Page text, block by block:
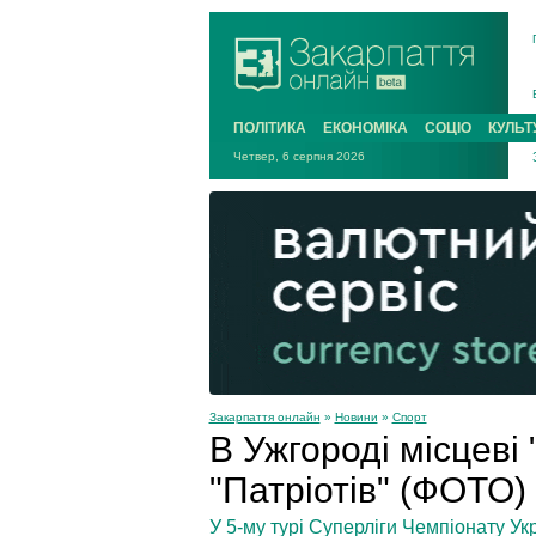
ПОЛІТИКА ЕКОНОМІКА СОЦІО
Четвер, 6 серпня 2026
Закарпаття онлайн » Новини » Спорт
В Ужгороді
"Патріотів" (ФОТО)
У 5-му турі Суперліги Чемпіонату